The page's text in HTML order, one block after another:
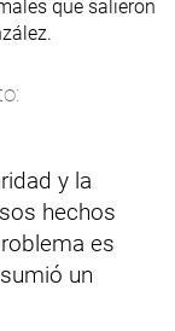
y la
hechos
es
un